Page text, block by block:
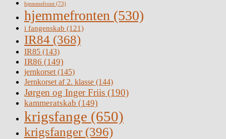
hjemmefront (73)
hjemmefronten (530)
i fangenskab (121)
IR84 (368)
IR85 (143)
IR86 (149)
jernkorset (145)
Jernkorset af 2. klasse (144)
Jørgen og Inger Friis (190)
kammeratskab (149)
krigsfange (650)
krigsfanger (396)